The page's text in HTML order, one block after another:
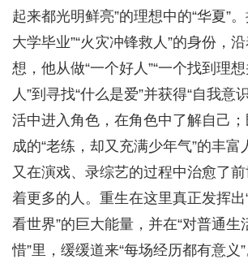
起来都光明鲜亮”的理想中的“华夏”
大学毕业”“火灾冲锋救人”的身份，
想，他从做“一个好人”“一个找到理
人”到寻找“什么是爱”并获得“自我意
活中进入角色，在角色中了解自己
成的“老练，却又充满少年气”的丰富
又在演戏、录综艺的过程中治愈了
着更多的人。重生在这里真正发挥出
看世界”的巨大能量，并在“对普通生
惜”里，缓缓道来“每场经历都有意义”